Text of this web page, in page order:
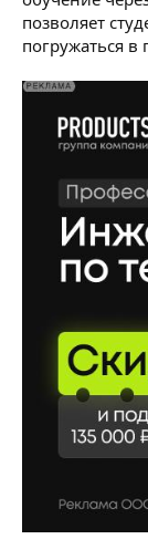
позволяет
погружаться